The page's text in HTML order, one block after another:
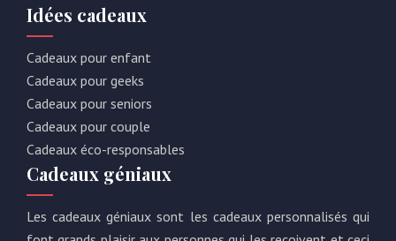
Idées cadeaux
Cadeaux pour enfant
Cadeaux pour geeks
Cadeaux pour seniors
Cadeaux pour couple
Cadeaux éco-responsables
Cadeaux géniaux
Les cadeaux géniaux sont les cadeaux personnalisés qui